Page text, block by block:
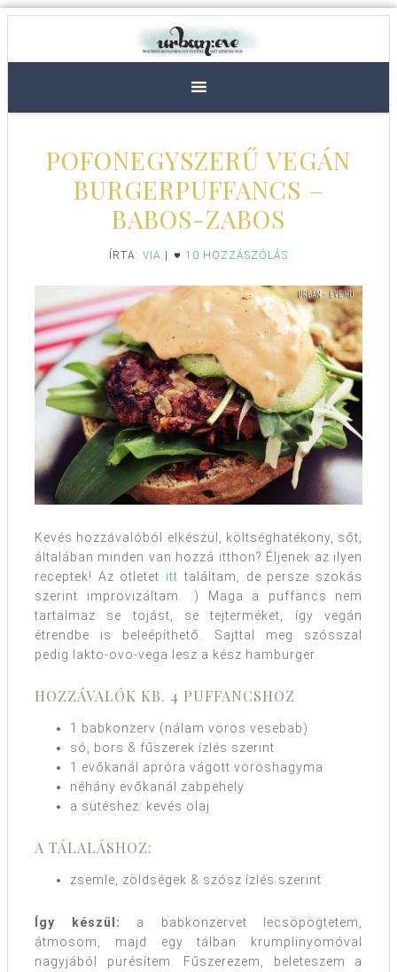
POFONEGYSZERŰ VEGÁN
BURGERPUFFANCS –
BABOS-ZABOS
ÍRTA: VIA 10 HOZZÁSZÓLÁS
Kevés hozzávalóból elkészül, költséghatékony, sőt,
általában minden van hozzá itthon? Éljenek az ilyen
receptek! Az ötletet itt találtam, de persze szokás
szerint improvizáltam. :) Maga a puffancs nem
tartalmaz se tojást, se tejterméket, így vegán
étrendbe is beleépíthető. Sajttal meg szósszal
pedig lakto-ovo-vega lesz a kész hamburger.
HOZZÁVALÓK KB. 4 PUFFANCSHOZ
1 babkonzerv (nálam vörös vesebab)
só, bors & fűszerek ízlés szerint
1 evőkanál apróra vágott vöröshagyma
néhány evőkanál zabpehely
a sütéshez: kevés olaj
A TÁLALÁSHOZ:
zsemle, zöldségek & szósz ízlés szerint
Így készül: a babkonzervet lecsöpögtetem,
átmosom, majd egy tálban krumplinyomóval
nagyjából pürésítem. Fűszerezem, beleteszem a